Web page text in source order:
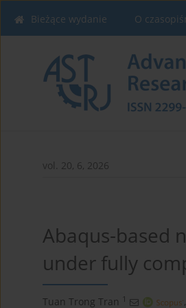
Bieżące wydanie O
vol. 20, 6, 2026
Abaqus-based
under fully
Tuan Trong Tran 1 ,